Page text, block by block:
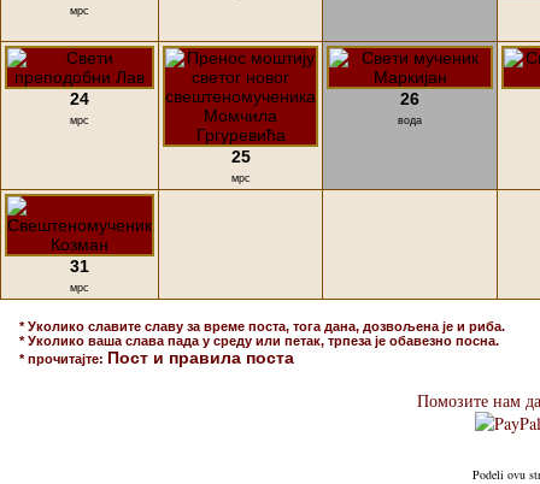
мрс
24
мрс
25
мрс
26
вода
31
мрс
* Уколико славите славу за време поста, тога дана, дозвољена је и риба.
* Уколико ваша слава пада у среду или петак, трпеза је обавезно посна.
* прочитајте: Пост и правила поста
Помозите нам
Podeli ovu